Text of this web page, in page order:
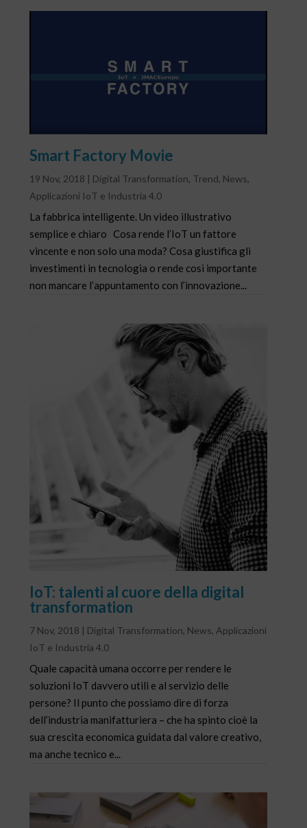
Smart Factory Movie
19 Nov, 2018 | Digital Transformation, Trend, News,
Applicazioni IoT e Industria 4.0
La fabbrica intelligente. Un video illustrativo
semplice e chiaro Cosa rende l’IoT un fattore
vincente e non solo una moda? Cosa giustifica gli
investimenti in tecnologia o rende così importante
non mancare l’appuntamento con l’innovazione...
IoT: talenti al cuore della digital
transformation
7 Nov, 2018 | Digital Transformation, News, Applicazioni
IoT e Industria 4.0
Quale capacità umana occorre per rendere le
soluzioni IoT davvero utili e al servizio delle
persone? Il punto che possiamo dire di forza
dell’industria manifatturiera – che ha spinto cioè la
sua crescita economica guidata dal valore creativo,
ma anche tecnico e...